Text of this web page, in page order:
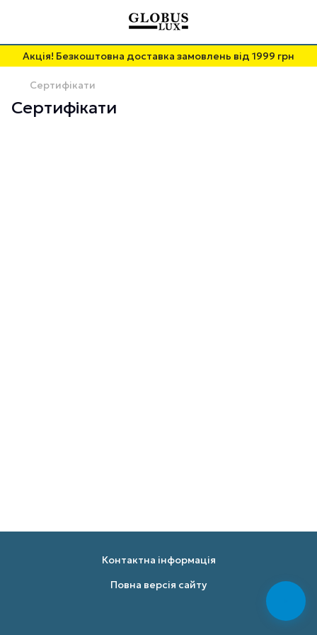
Акція! Безкоштовна доставка замовлень від 1999 грн
Сертифікати
Сертифікати
Контактна інформація
Повна версія сайту